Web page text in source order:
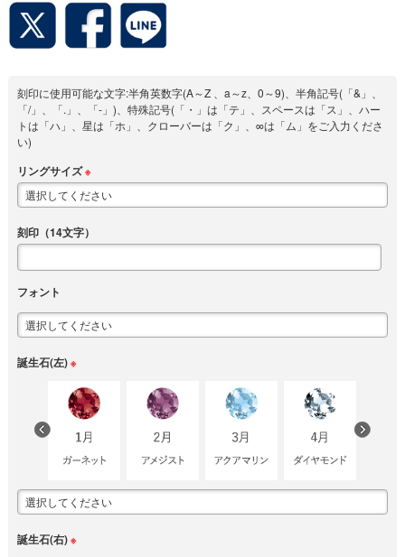
刻印に使用可能な文字:半角英数字(A～Z 、a～z、0～9)、半角記号(「&」、
「/」、「.」、「-」)、特殊記号(「・」は「テ」、スペースは「ス」、ハー
トは「ハ」、星は「ホ」、クローバーは「ク」、∞は「ム」をご入力くださ
い)
リングサイズ※
刻印（14文字）
フォント
誕生石(左)※
誕生石(右)※